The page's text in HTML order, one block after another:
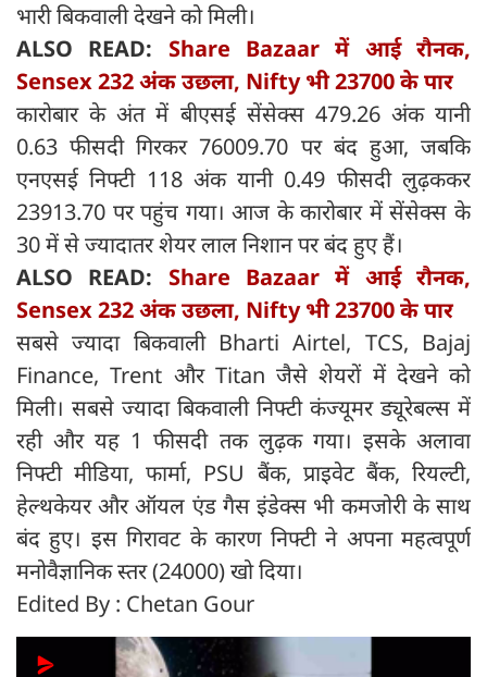
भारी बिकवाली देखने को मिली।
ALSO READ: Share Bazaar में आई रौनक,
Sensex 232 अंक उछला, Nifty भी 23700 के पार
कारोबार के अंत में बीएसई सेंसेक्‍स 479.26 अंक यानी
0.63 फीसदी गिरकर 76009.70 पर बंद हुआ, जबकि
एनएसई निफ्टी 118 अंक यानी 0.49 फीसदी लुढ़ककर
23913.70 पर पहुंच गया। आज के कारोबार में सेंसेक्‍स के
30 में से ज्यादातर शेयर लाल निशान पर बंद हुए हैं।
ALSO READ: Share Bazaar में आई रौनक,
Sensex 232 अंक उछला, Nifty भी 23700 के पार
सबसे ज्यादा बिकवाली Bharti Airtel, TCS, Bajaj
Finance, Trent और Titan जैसे शेयरों में देखने को
मिली। सबसे ज्यादा बिकवाली निफ्टी कंज्यूमर ड्यूरेबल्स में
रही और यह 1 फीसदी तक लुढ़क गया। इसके अलावा
निफ्टी मीडिया, फार्मा, PSU बैंक, प्राइवेट बैंक, रियल्टी,
हेल्थकेयर और ऑयल एंड गैस इंडेक्स भी कमजोरी के साथ
बंद हुए। इस गिरावट के कारण निफ्टी ने अपना महत्वपूर्ण
मनोवैज्ञानिक स्तर (24000) खो दिया।
Edited By : Chetan Gour